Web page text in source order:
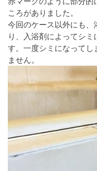
ころがありました。
今回のケース以外にも、
り、入浴剤によってシミ
す。一度シミになってし
ません。